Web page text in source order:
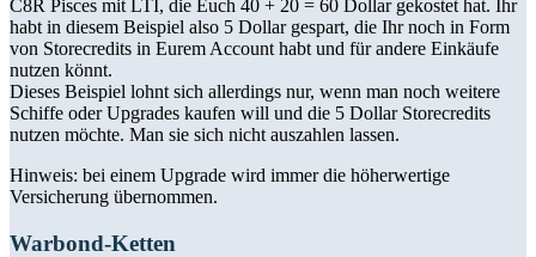
C8R Pisces mit LTI, die Euch 40 + 20 = 60 Dollar gekostet hat. Ihr
habt in diesem Beispiel also 5 Dollar gespart, die Ihr noch in Form
von Storecredits in Eurem Account habt und für andere Einkäufe
nutzen könnt.
Dieses Beispiel lohnt sich allerdings nur, wenn man noch weitere
Schiffe oder Upgrades kaufen will und die 5 Dollar Storecredits
nutzen möchte. Man sie sich nicht auszahlen lassen.
Hinweis: bei einem Upgrade wird immer die höherwertige
Versicherung übernommen.
Warbond-Ketten